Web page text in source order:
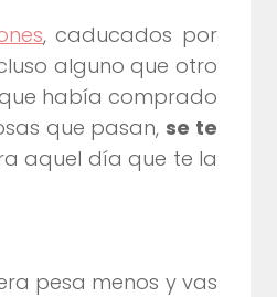
, caducados por
alguno que otro
había comprado
que pasan,se te
aquel día que te la
pesa menos y vas